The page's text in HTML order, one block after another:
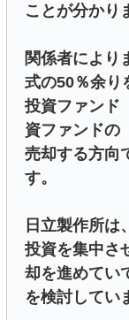
ことが分かり
関係者により
式の50％余り
投資ファンド
資ファンドの
売却する方向
す。
日立製作所は
投資を集中さ
却を進めてい
を検討してい